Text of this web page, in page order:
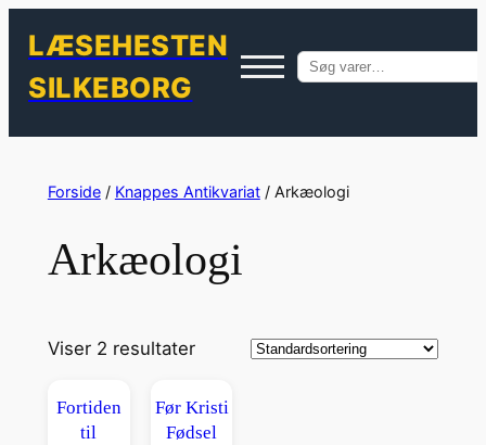
LÆSEHESTEN
SILKEBORG
Søg
indhold
Forside/ Knappes Antikvariat/ Arkæologi
Arkæologi
Viser 2 resultater
Fortiden
til
Før Kristi
Fødsel